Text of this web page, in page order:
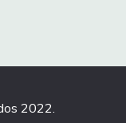
2022.